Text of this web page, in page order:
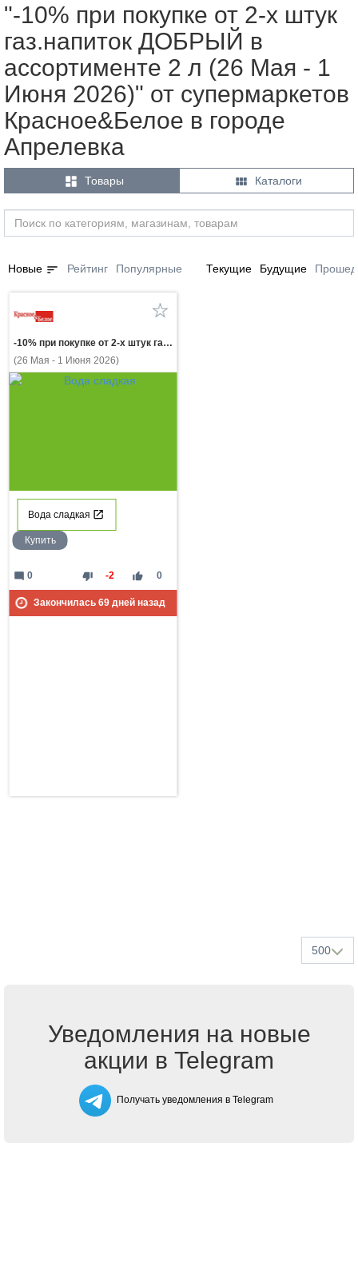
"-10% при покупке от 2-х штук
газ.напиток ДОБРЫЙ в
ассортименте 2 л (26 Мая - 1
Июня 2026)" от супермаркетов
Красное&Белое в городе
Апрелевка
 Товары  Каталоги
Новые sort Рейтинг Популярные Текущие Будущие
-10% при покупке от 2-х штук газ.напиток ДОБРЫЙ в ассортименте 2 л
(26 Мая - 1 Июня 2026)
Вода сладкая
Купить
thumb_down -2 thumb_up 0
mode_comment 0
Закончилась 69дней назад
500
Уведомления на новые
акции в Telegram
Получать уведомления в Telegram